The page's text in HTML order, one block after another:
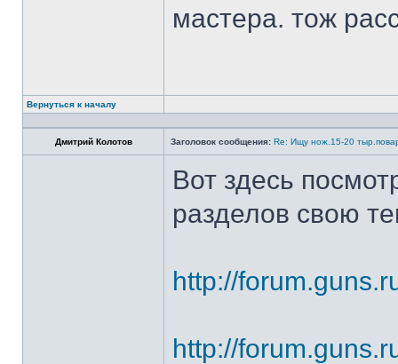
мастера. тож
Вернуться к началу
Дмитрий Колотов Заголовок сообщения: Re: Ищу нож.15-20
Вот здесь
разделов свою
http://
http://